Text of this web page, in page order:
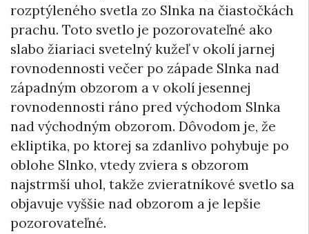
rozptýleného svetla zo Slnka na čiastočkách
prachu. Toto svetlo je pozorovateľné ako
slabo žiariaci svetelný kužeľ v okolí jarnej
rovnodennosti večer po západe Slnka nad
západným obzorom a v okolí jesennej
rovnodennosti ráno pred východom Slnka
nad východným obzorom. Dôvodom je, že
ekliptika, po ktorej sa zdanlivo pohybuje po
oblohe Slnko, vtedy zviera s obzorom
najstrmší uhol, takže zvieratníkové svetlo sa
objavuje vyššie nad obzorom a je lepšie
pozorovateľné.